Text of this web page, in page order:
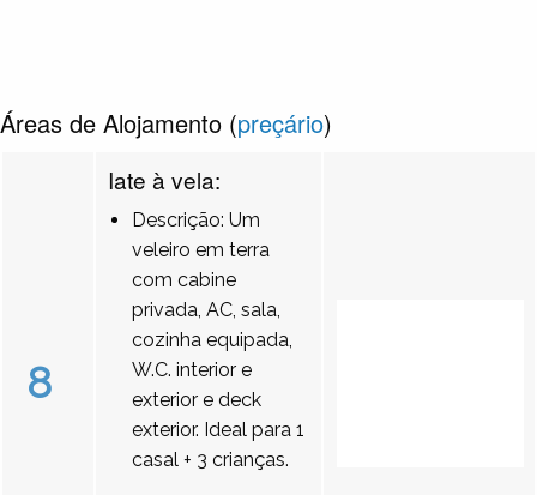
Áreas de Alojamento (preçário)
8
Iate à vela:
Descrição: Um
veleiro em terra
com cabine
privada, AC, sala,
cozinha equipada,
W.C. interior e
exterior e deck
exterior. Ideal para 1
casal + 3 crianças.